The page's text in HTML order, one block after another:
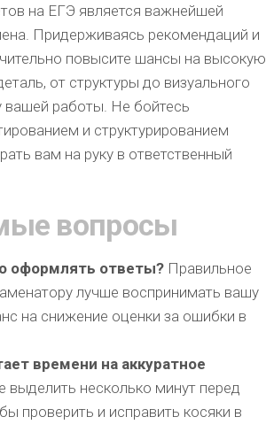
на ЕГЭ является важнейшей
Придерживаясь рекомендаций и
повысите шансы на высокую
от структуры до визуального
вашей работы. Не бойтесь
и структурированием
вам на руку в ответственный
вопросы
оформлять ответы? Правильное
лучше воспринимать вашу
на снижение оценки за ошибки в
времени на аккуратное
выделить несколько минут перед
проверить и исправить косяки в